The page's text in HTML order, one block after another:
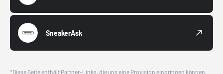
SneakerAsk
*Diese Seite enthält Partner-Links, die uns eine Provision einbringen können.